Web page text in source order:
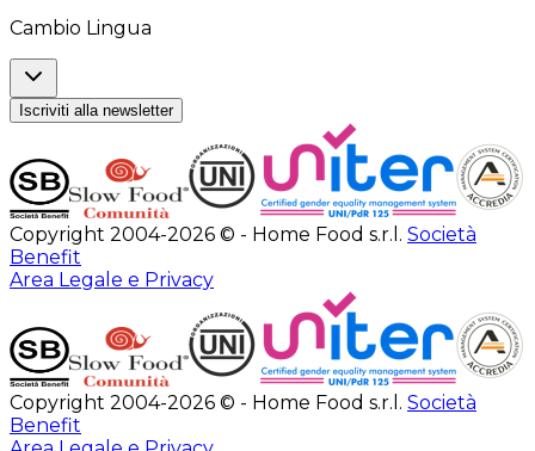
Cambio Lingua
Iscriviti alla newsletter
Copyright 2004-2026 © - Home Food s.r.l. Società
Benefit
Area Legale e Privacy
Copyright 2004-2026 © - Home Food s.r.l. Società
Benefit